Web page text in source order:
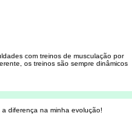
com treinos de musculação por
os treinos são sempre dinâmicos
diferença na minha evolução!